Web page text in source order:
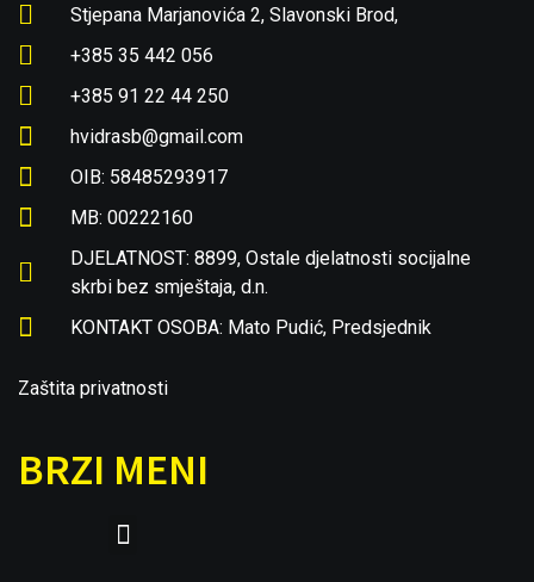
Stjepana Marjanovića 2, Slavonski Brod,
+385 35 442 056
+385 91 22 44 250
hvidrasb@gmail.com
OIB: 58485293917
MB: 00222160
DJELATNOST: 8899, Ostale djelatnosti socijalne
skrbi bez smještaja, d.n.
KONTAKT OSOBA: Mato Pudić, Predsjednik
Zaštita privatnosti
BRZI MENI